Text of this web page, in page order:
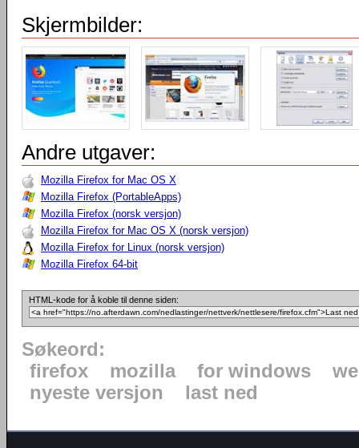
Skjermbilder:
Andre utgaver:
Mozilla Firefox for Mac OS X
Mozilla Firefox (PortableApps)
Mozilla Firefox (norsk versjon)
Mozilla Firefox for Mac OS X (norsk versjon)
Mozilla Firefox for Linux (norsk versjon)
Mozilla Firefox 64-bit
HTML-kode for å koble til denne siden:
Søkeord:
firefox
mozilla for windows
nyeste versjon
last ned